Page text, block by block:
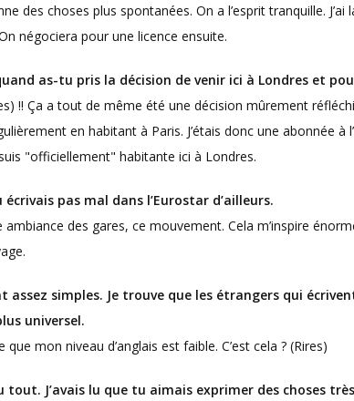
des choses plus spontanées. On a l’esprit tranquille.
négociera pour une licence ensuite.
as-tu pris la décision de venir ici à Londres et
!! Ça a tout de même été une décision mûrement
en habitant à Paris. J’étais donc une abonnée à
"officiellement" habitante ici à Londres.
écrivais pas mal dans l’Eurostar d’ailleurs.
ambiance des gares, ce mouvement. Cela m’inspire
assez simples. Je trouve que les étrangers qui
universel.
que mon niveau d’anglais est faible. C’est cela ? (Rires)
tout. J’avais lu que tu aimais exprimer des choses